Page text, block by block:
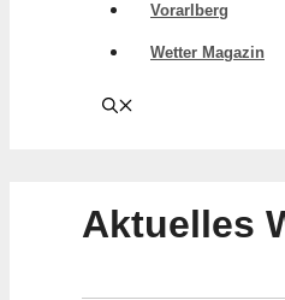
Vorarlberg
Wetter Magazin
Aktuelles